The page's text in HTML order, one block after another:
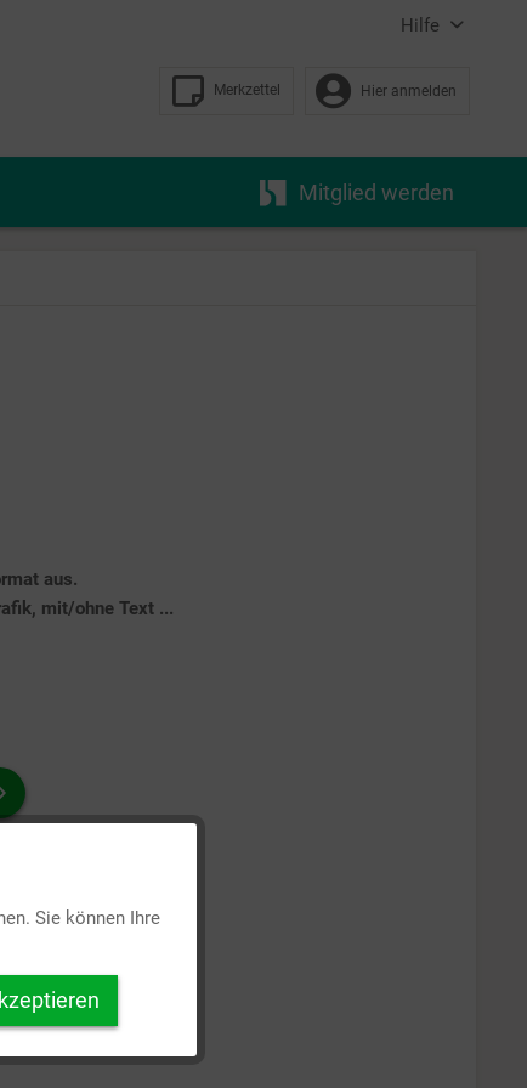
Hilfe
Merkzettel Hier anmelden
Mitglied werden
aus.
mit/ohne Text ...
Inaktiv
Sie können Ihre